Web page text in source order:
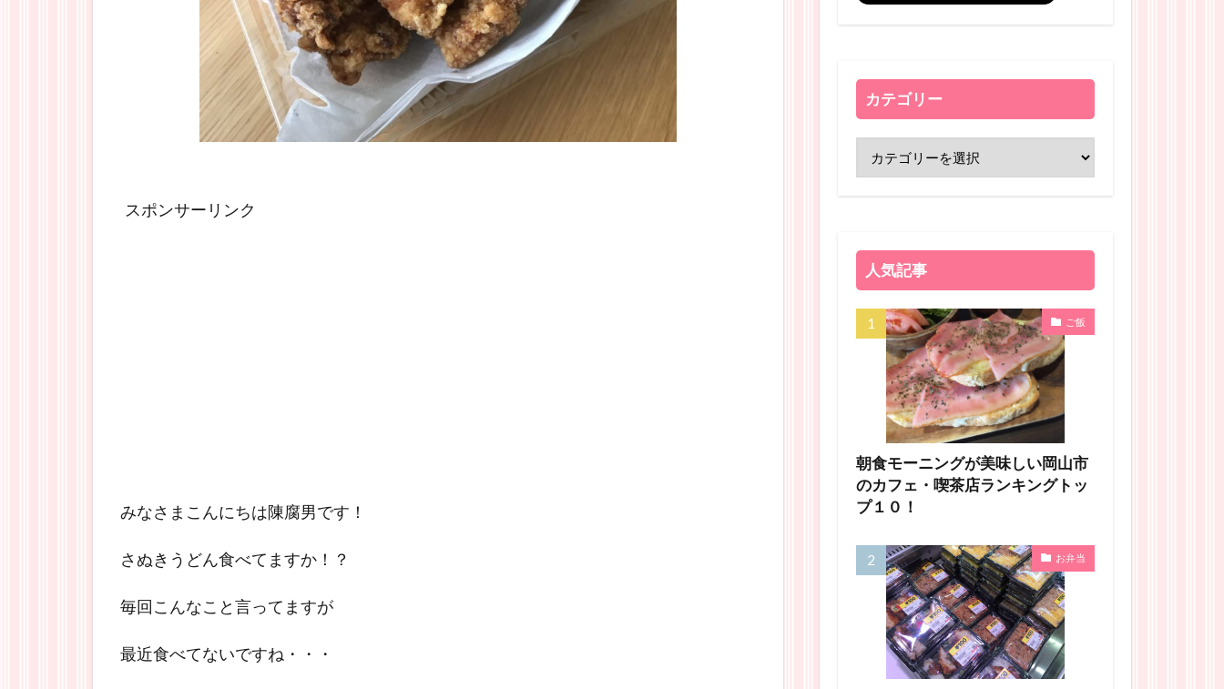
スポンサーリンク
みなさまこんにちは陳腐男です！
さぬきうどん食べてますか！？
毎回こんなこと言ってますが
最近食べてないですね・・・
カテゴリー
人気記事
ご飯
朝食モーニングが美味しい岡山市
のカフェ・喫茶店ランキングトッ
プ１０！
お弁当